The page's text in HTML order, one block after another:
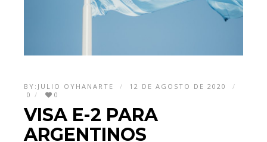
BY: JULIO OYHANARTE
12 DE AGOSTO DE 2020
0
0
VISA E-2 PARA
ARGENTINOS